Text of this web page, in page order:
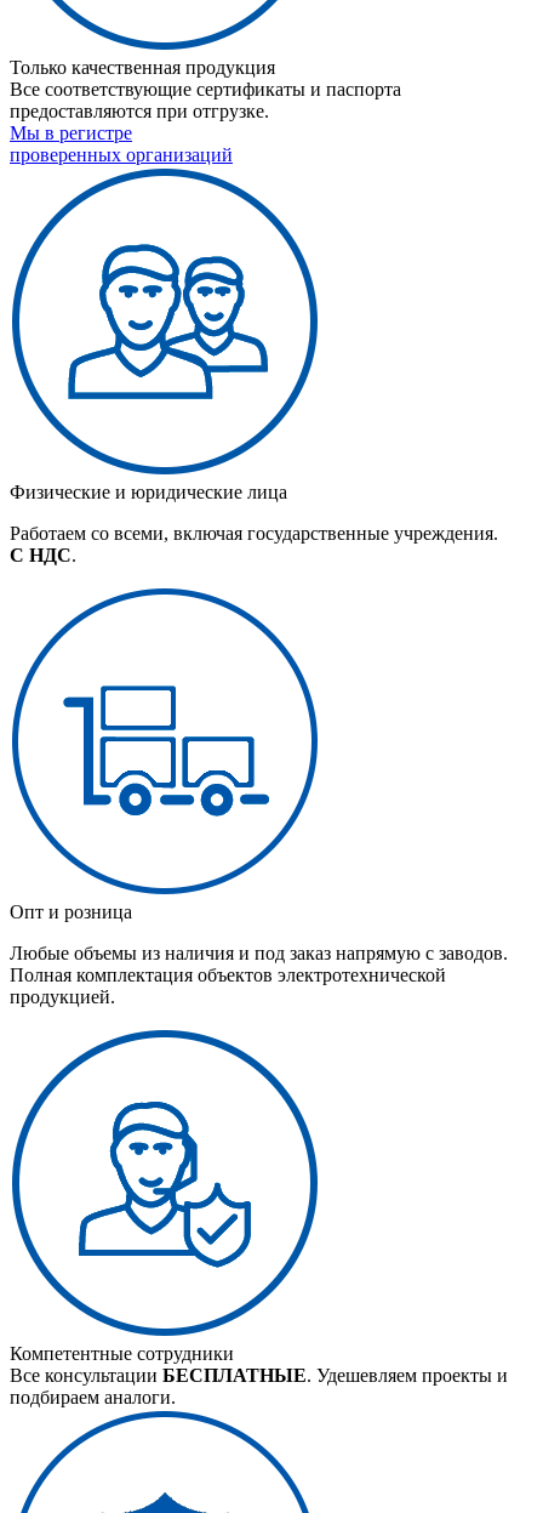
Только качественная продукция
Все соответствующие сертификаты и паспорта
предоставляются при отгрузке.
Мы в регистре
проверенных организаций
Физические и юридические лица
Работаем со всеми, включая государственные учреждения.
С НДС.
Опт и розница
Любые объемы из наличия и под заказ напрямую с заводов.
Полная комплектация объектов электротехнической
продукцией.
Компетентные сотрудники
Все консультации БЕСПЛАТНЫЕ. Удешевляем проекты и
подбираем аналоги.